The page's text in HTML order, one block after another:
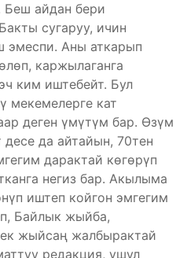
Беш айдан бери
сугаруу, ичин
эмеспи. Аны аткарып
каржылаганга
ким иштебейт. Бул
мекемелерге кат
деген үмүтүм бар. Өзүм
да айтайын, 70тен
дарактай көгөрүп
негиз бар. Акылыма
иштеп койгон эмгегим
Байлык жыйба,
жыйсаң жалбырактай
редакция, ушул